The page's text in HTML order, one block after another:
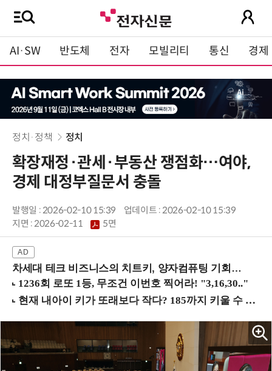
AI·SW 반도체 전자 모빌리티 통신 경제
정치·정책 정치
확장재정·관세·부동산 쟁점화…여야,
경제 대정부질문서 충돌
발행일 : 2026-02-10 15:39
업데이트 : 2026-02-10 15:39
지면 :2026-02-11 5면
차세대 테크 비즈니스의 치트키, 양자컴퓨팅 기회를 선점하라! (8/28 강남역)